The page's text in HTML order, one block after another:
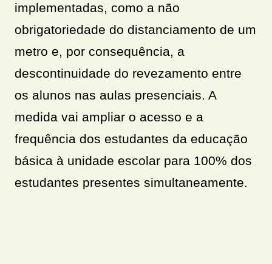
implementadas, como a não
obrigatoriedade do distanciamento de um
metro e, por consequência, a
descontinuidade do revezamento entre
os alunos nas aulas presenciais. A
medida vai ampliar o acesso e a
frequência dos estudantes da educação
básica à unidade escolar para 100% dos
estudantes presentes simultaneamente.